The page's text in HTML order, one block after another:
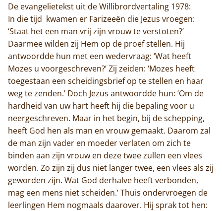
De evangelietekst uit de Willibrordvertaling 1978:
In die tijd kwamen er Farizeeën die Jezus vroegen:
‘Staat het een man vrij zijn vrouw te verstoten?’
Daarmee wilden zij Hem op de proef stellen. Hij
antwoordde hun met een wedervraag: ‘Wat heeft
Mozes u voorgeschreven?’ Zij zeiden: ‘Mozes heeft
toegestaan een scheidingsbrief op te stellen en haar
weg te zenden.’ Doch Jezus antwoordde hun: ‘Om de
hardheid van uw hart heeft hij die bepaling voor u
neergeschreven. Maar in het begin, bij de schepping,
heeft God hen als man en vrouw gemaakt. Daarom zal
de man zijn vader en moeder verlaten om zich te
binden aan zijn vrouw en deze twee zullen een vlees
worden. Zo zijn zij dus niet langer twee, een vlees als zij
geworden zijn. Wat God derhalve heeft verbonden,
mag een mens niet scheiden.’ Thuis ondervroegen de
leerlingen Hem nogmaals daarover. Hij sprak tot hen: